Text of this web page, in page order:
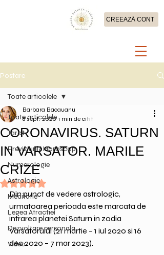
CREEAZĂ CONT
Postare
Toate articolele
Tarot
Previziuni/ Horoscop
Numerologie
Astrologie
Meditatie
Legea Atractiei
Dezvoltare personala
Video
Toate articolele
CORONAVIRUS. SATURN
IN VARSATOR. MARILE
CRIZE
Barbara Bacauanu
8 sept. 2020 1 min de citit
Evaluat(ă) cu NaN din 5 stele.
Din punct de vedere astrologic,
urmatoarea perioada este marcata de
intrarea planetei Saturn in zodia
Varsatorului (21 martie – 1 iul 2020 si 16
dec 2020 – 7 mar 2023).